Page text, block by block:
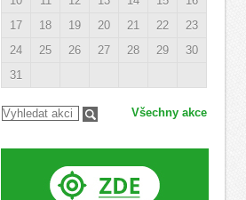
17
18 19 20 21 22
23
24
25 26 27 28 29
30
31
Všechny akce